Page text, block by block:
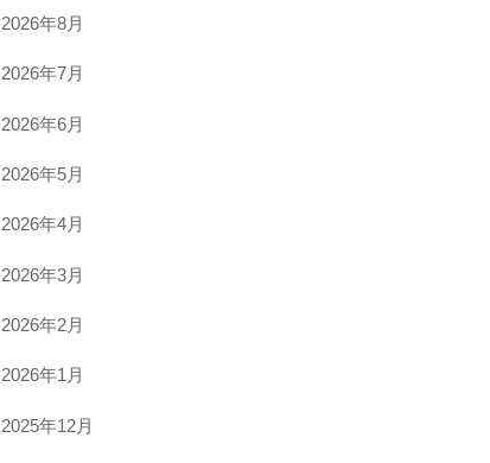
2026年8月
2026年7月
2026年6月
2026年5月
2026年4月
2026年3月
2026年2月
2026年1月
2025年12月